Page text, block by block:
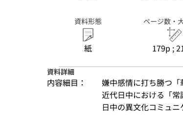
資料形態
紙
ページ数・
179p ;
資料詳細
内容細目：
嫌中感情に打ち勝つ
近代日中における「
日中の異文化コミュ